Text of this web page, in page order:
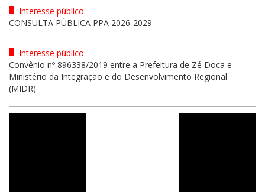
Interesse público
CONSULTA PÚBLICA PPA 2026-2029
Interesse público
Convênio nº 896338/2019 entre a Prefeitura de Zé Doca e
Ministério da Integração e do Desenvolvimento Regional
(MIDR)